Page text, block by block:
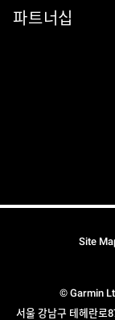
파트너십
© Garmin
서울 강남구 테헤란로
Site